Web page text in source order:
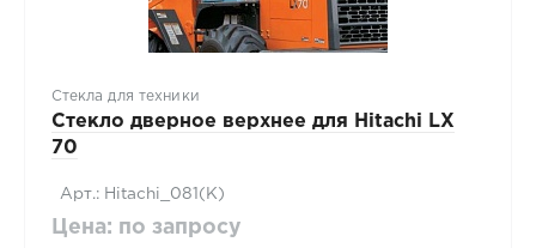
Стекла для техники
Стекло дверное верхнее для Hitachi LX
70
Арт.: Hitachi_081(К)
Цена: по запросу